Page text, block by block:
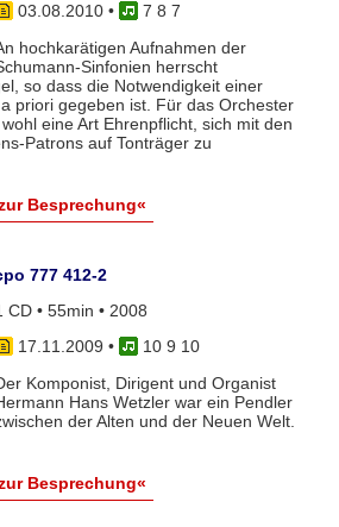
03.08.2010•
7 8 7
hochkarätigen Aufnahmen der
Sinfonien herrscht
so dass die Notwendigkeit einer
priori gegeben ist. Für das Orchester
eine Art Ehrenpflicht, sich mit den
Patrons auf Tonträger zu
Besprechung«
777 412-2
CD • 55min • 2008
17.11.2009 •
10 9 10
Komponist, Dirigent und Organist
Hans Wetzler war ein Pendler
der Alten und der Neuen Welt.
Besprechung«